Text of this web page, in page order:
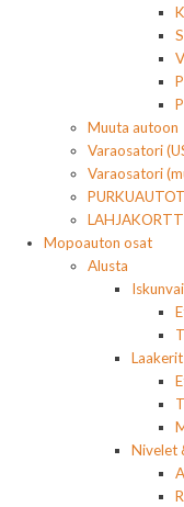
Muuta autoon
Varaosatori
Varaosatori
PURKUAUTOT
Mopoauton osat
Alusta
Laakerit
Nivelet